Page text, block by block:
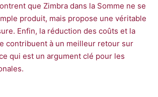
que Zimbra dans la Somme ne se
produit, mais propose une véritable
Enfin, la réduction des coûts et la
contribuent à un meilleur retour sur
qui est un argument clé pour les